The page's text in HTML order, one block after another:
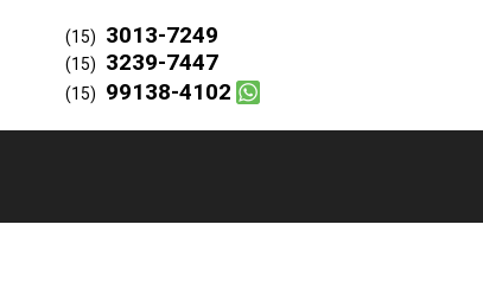
(15) 3013-7249
(15) 3239-7447
(15) 99138-4102